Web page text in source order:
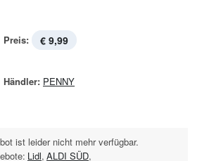
Preis: € 9,99
Händler: PENNY
ist leider nicht mehr verfügbar.
Lidl, ALDI SÜD,